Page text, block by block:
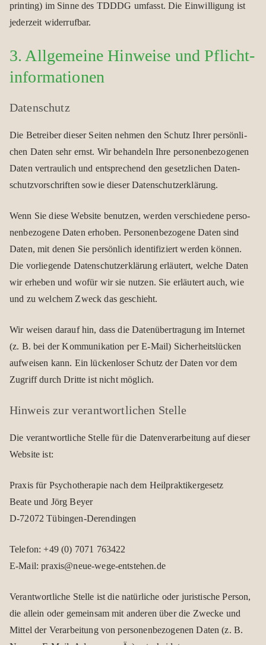
prin­ting) im Sinne des TDDDG umfasst. Die Ein­wil­li­gung ist
jeder­zeit wider­ruf­bar.
3. All­ge­meine Hin­weise und Pflicht­
informationen
Daten­schutz
Die Betrei­ber die­ser Sei­ten neh­men den Schutz Ihrer per­sön­li­
chen Daten sehr ernst. Wir behan­deln Ihre per­so­nen­be­zo­ge­nen
Daten ver­trau­lich und ent­spre­chend den gesetz­li­chen Daten­
schutz­vor­schrif­ten sowie die­ser Daten­schutz­er­klä­rung.
Wenn Sie diese Web­site benut­zen, wer­den ver­schie­dene per­so­
nen­be­zo­gene Daten erho­ben. Per­so­nen­be­zo­gene Daten sind
Daten, mit denen Sie per­sön­lich iden­ti­fi­ziert wer­den kön­nen.
Die vor­lie­gende Daten­schutz­er­klä­rung erläu­tert, wel­che Daten
wir erhe­ben und wofür wir sie nut­zen. Sie erläu­tert auch, wie
und zu wel­chem Zweck das geschieht.
Wir wei­sen dar­auf hin, dass die Daten­über­tra­gung im Inter­net
(z. B. bei der Kom­mu­ni­ka­tion per E‑Mail) Sicher­heits­lü­cken
auf­wei­sen kann. Ein lücken­lo­ser Schutz der Daten vor dem
Zugriff durch Dritte ist nicht mög­lich.
Hin­weis zur ver­ant­wort­li­chen Stelle
Die ver­ant­wort­li­che Stelle für die Daten­ver­ar­bei­tung auf die­ser
Web­site ist:
Pra­xis für Psy­cho­the­ra­pie nach dem Heil­prak­ti­ker­ge­setz
Beate und Jörg Beyer
D‑72072 Tübin­gen-Deren­din­gen
Tele­fon: +49 (0) 7071 763422
E‑Mail: praxis@neue-wege-entstehen.de
Ver­ant­wort­li­che Stelle ist die natür­li­che oder juris­ti­sche Per­son,
die allein oder gemein­sam mit ande­ren über die Zwe­cke und
Mit­tel der Ver­ar­bei­tung von per­so­nen­be­zo­ge­nen Daten (z. B.